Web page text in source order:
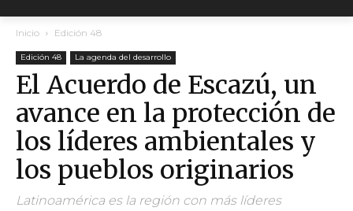
Inicio Edición 48
Edición 48 La agenda del desarrollo
El Acuerdo de Escazú, un
avance en la protección de
los líderes ambientales y
los pueblos originarios
Latinoamérica es la región con más líderes